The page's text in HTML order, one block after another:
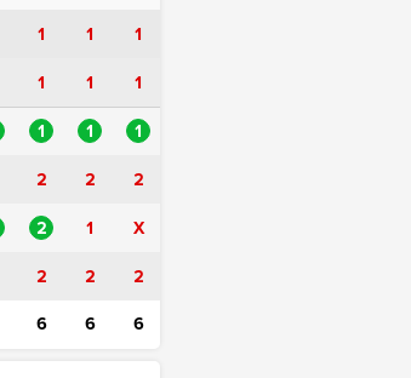
1 1
1
1 1
1
1 1
1
2 2
2
2 1
X
2 2
2
6 6 6